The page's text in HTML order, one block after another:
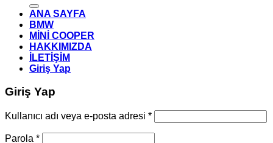
ANA SAYFA
BMW
MİNİ COOPER
HAKKIMIZDA
İLETİŞİM
Giriş Yap
Giriş Yap
Kullanıcı adı veya e-posta adresi *Gerekli
Parola *Gerekli